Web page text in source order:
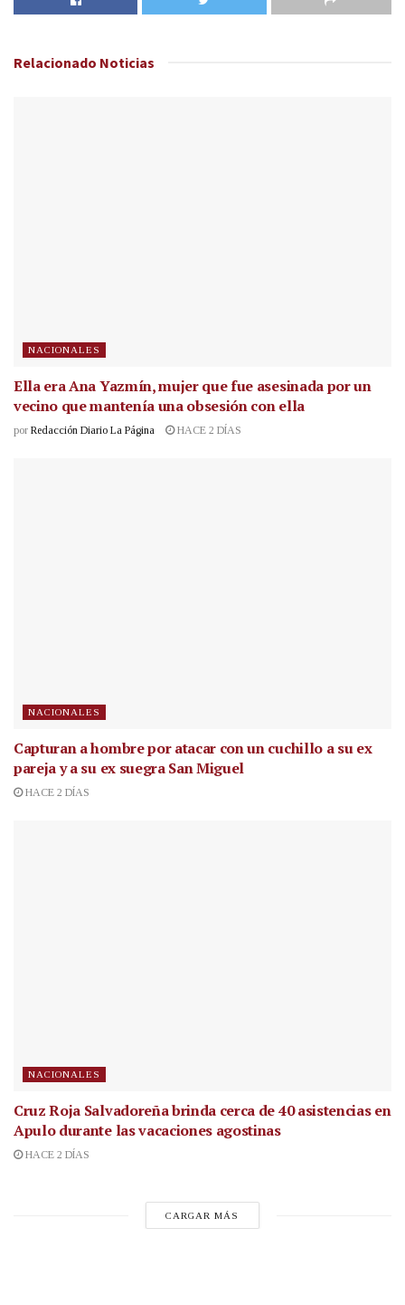
Relacionado Noticias
NACIONALES
Ella era Ana Yazmín, mujer que fue asesinada por un
vecino que mantenía una obsesión con ella
por Redacción Diario La Página HACE 2 DÍAS
NACIONALES
Capturan a hombre por atacar con un cuchillo a su ex
pareja y a su ex suegra San Miguel
HACE 2 DÍAS
NACIONALES
Cruz Roja Salvadoreña brinda cerca de 40 asistencias en
Apulo durante las vacaciones agostinas
HACE 2 DÍAS
CARGAR MÁS